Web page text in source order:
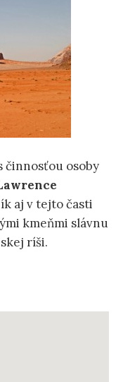
činnosťou osoby
aj v tejto časti
kmeňmi slávnu
ríši.